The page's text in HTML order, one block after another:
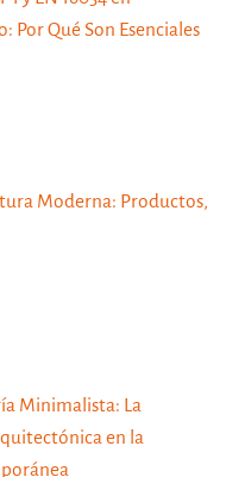
Por Qué Son Esenciales
Moderna: Productos,
Minimalista: La
en la